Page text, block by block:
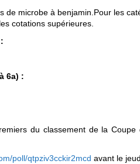
microbe à benjamin.Pour les
cotations supérieures.
6a) :
du classement de la
poll/qtpziv3cckir2mcd avant le